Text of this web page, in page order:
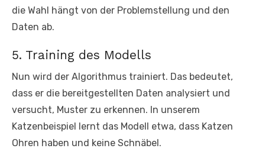
die Wahl hängt von der Problemstellung und den
Daten ab.
5. Training des Modells
Nun wird der Algorithmus trainiert. Das bedeutet,
dass er die bereitgestellten Daten analysiert und
versucht, Muster zu erkennen. In unserem
Katzenbeispiel lernt das Modell etwa, dass Katzen
Ohren haben und keine Schnäbel.